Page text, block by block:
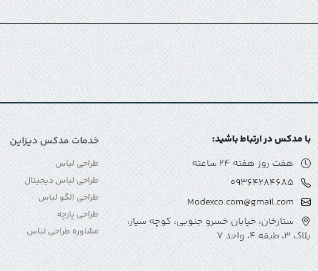
با مدکس در ارتباط باشید:
هفت روز هفته 24 ساعته
09364284685
Modexco.com@gmail.com
ستارخان، خیابان خسرو جنوبی، کوچه سیار،
پلاک 3، طبقه 4، واحد 7
خدمات مدکس دیزاین
طراحی لباس
طراحی لباس دیجیتال
طراحی الگو لباس
طراحی پارچه
مشاوره طراحی لباس